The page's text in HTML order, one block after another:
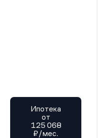
Ипотека
от
125 068
₽/мес.